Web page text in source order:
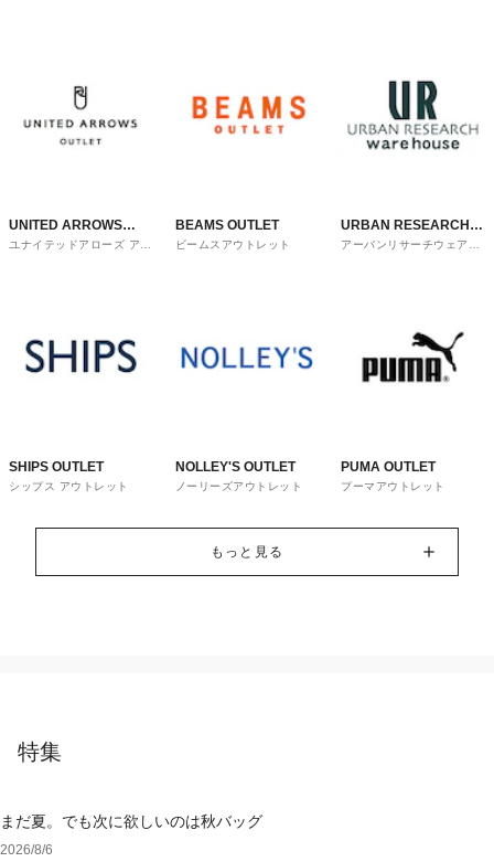
UNITED ARROWS
OUTLET
ユナイテッドアローズ アウ
BEAMS OUTLET
ビームスアウトレット
URBAN RESEARCH
ware house
アーバンリサーチウェアハ
SHIPS OUTLET
シップス アウトレット
NOLLEY'S OUTLET
ノーリーズアウトレット
PUMA OUTLET
プーマアウトレット
もっと見る
特集
まだ夏。でも次に欲しいのは秋バッグ
2026/8/6